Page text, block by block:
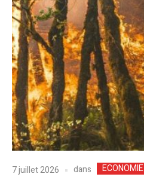
7 juillet 2026 dans ECONOMIE